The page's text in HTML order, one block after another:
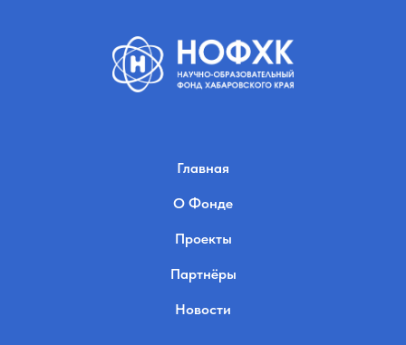
Главная
О Фонде
Проекты
Партнёры
Новости